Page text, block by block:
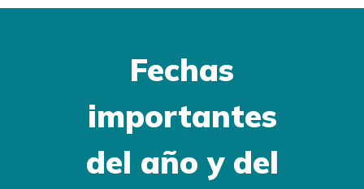
Fechas
importantes
del año y del